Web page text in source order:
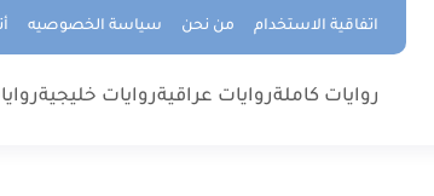
اتفاقية الاستخدام من نحن سياسة الخصوصيه
روايات كاملةروايات عراقيةروايات خليجية